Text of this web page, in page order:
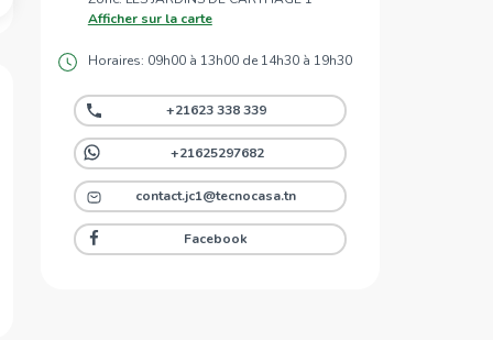
Afficher sur la carte
Horaires: 09h00 à 13h00 de 14h30 à 19h30
+21623 338 339
+21625297682
contact.jc1@tecnocasa.tn
Facebook